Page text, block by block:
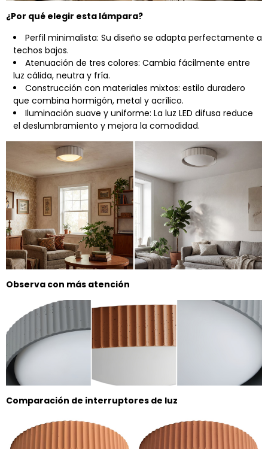
¿Por qué elegir esta lámpara?
Perfil minimalista: Su diseño se adapta perfectamente a
techos bajos.
Atenuación de tres colores: Cambia fácilmente entre
luz cálida, neutra y fría.
Construcción con materiales mixtos: estilo duradero
que combina hormigón, metal y acrílico.
Iluminación suave y uniforme: La luz LED difusa reduce
el deslumbramiento y mejora la comodidad.
Observa con más atención
Comparación de interruptores de luz